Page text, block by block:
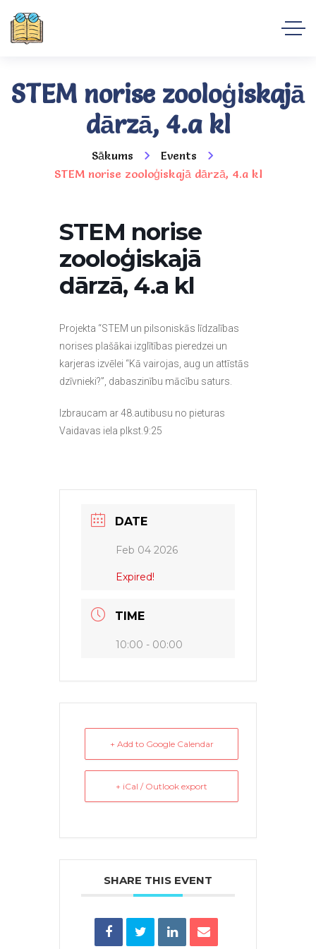
STEM norise zooloģiskajā
dārzā, 4.a kl
Sākums
Events
STEM norise zooloģiskajā dārzā, 4.a kl
STEM norise
zooloģiskajā
dārzā, 4.a kl
Projekta “STEM un pilsoniskās līdzalības
norises plašākai izglītības pieredzei un
karjeras izvēlei “Kā vairojas, aug un attīstās
dzīvnieki?”, dabaszinību mācību saturs.
Izbraucam ar 48.autibusu no pieturas
Vaidavas iela plkst.9:25
DATE
Feb 04 2026
Expired!
TIME
10:00 - 00:00
+ Add to Google Calendar
+ iCal / Outlook export
SHARE THIS EVENT